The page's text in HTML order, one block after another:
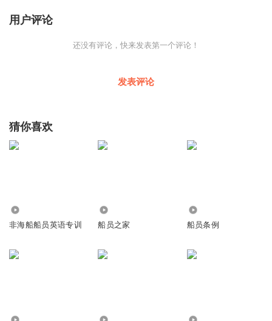
用户评论
还没有评论，快来发表第一个评论！
发表评论
猜你喜欢
非海船船员英语专训 船员之家 船员条例